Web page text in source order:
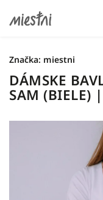
DÁMSKE
SAM (BIELE)
Značka: miestni